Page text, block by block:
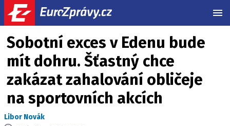
Sobotní exces v Edenu bude
mít dohru. Šťastný chce
zakázat zahalování obličeje
na sportovních akcích
Libor Novák